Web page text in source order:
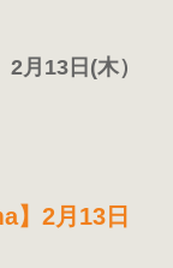
月13日(木）
】2月13日